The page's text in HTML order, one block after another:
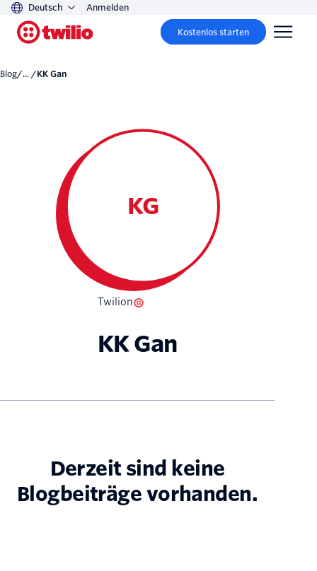
Deutsch Anmelden
Kostenlos starten
Blog/... / KK Gan
KG
Twilion
KK Gan
Derzeit sind keine
Blogbeiträge vorhanden.